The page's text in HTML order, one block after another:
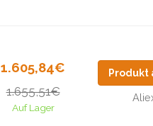
1.605,84€
1.655,51€
Auf Lager
Produkt